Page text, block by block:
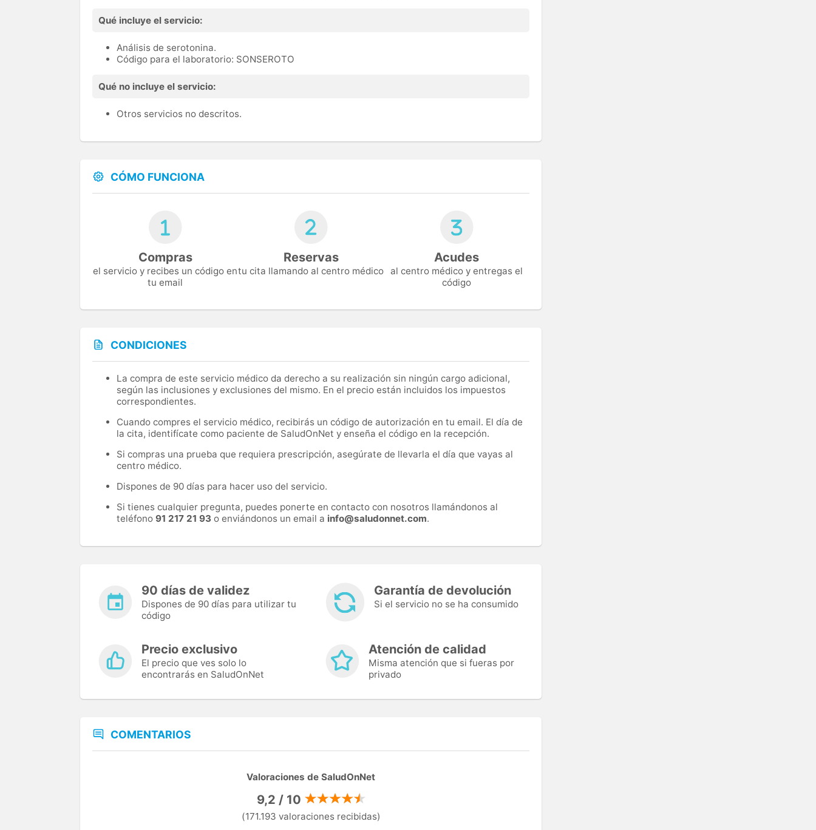
Qué incluye el servicio:
Análisis de serotonina.
Código para el laboratorio: SONSEROTO
Qué no incluye el servicio:
Otros servicios no descritos.
CÓMO FUNCIONA
Compras
el servicio y recibes un código en
tu email
Reservas
tu cita llamando al centro médico
Acudes
al centro médico y entregas el
código
CONDICIONES
La compra de este servicio médico da derecho a su realización sin ningún cargo adicional,
según las inclusiones y exclusiones del mismo. En el precio están incluidos los impuestos
correspondientes.
Cuando compres el servicio médico, recibirás un código de autorización en tu email. El día de
la cita, identifícate como paciente de SaludOnNet y enseña el código en la recepción.
Si compras una prueba que requiera prescripción, asegúrate de llevarla el día que vayas al
centro médico.
Dispones de 90 días para hacer uso del servicio.
Si tienes cualquier pregunta, puedes ponerte en contacto con nosotros llamándonos al
teléfono 91 217 21 93 o enviándonos un email a info@saludonnet.com.
90 días de validez
Dispones de 90 días para utilizar tu
código
Garantía de devolución
Si el servicio no se ha consumido
Precio exclusivo
El precio que ves solo lo
encontrarás en SaludOnNet
Atención de calidad
Misma atención que si fueras por
privado
COMENTARIOS
Valoraciones de SaludOnNet
9,2 / 10
(171.193 valoraciones recibidas)